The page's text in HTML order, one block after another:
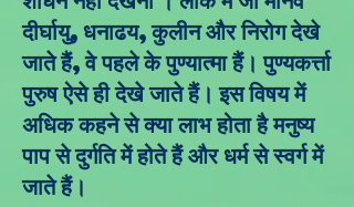
दीर्घायु, धनाढय, कुलीन और निरोग देखे
जाते हैं, वे पहले के पुण्यात्मा हैं। पुण्यकर्त्ता
पुरुष ऐसे ही देखे जाते हैं। इस विषय में
अधिक कहने से क्या लाभ होता है मनुष्य
पाप से दुर्गति में होते हैं और धर्म से स्वर्ग में
जाते हैं।